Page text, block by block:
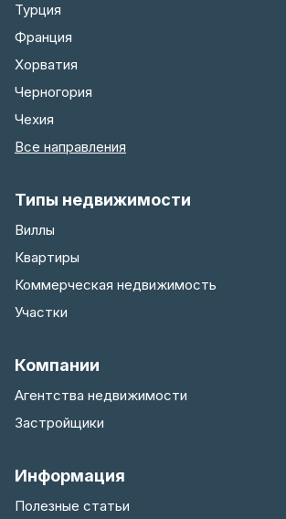
Турция
Франция
Хорватия
Черногория
Чехия
Все направления
Типы недвижимости
Виллы
Квартиры
Коммерческая недвижимость
Участки
Компании
Агентства недвижимости
Застройщики
Информация
Полезные статьи